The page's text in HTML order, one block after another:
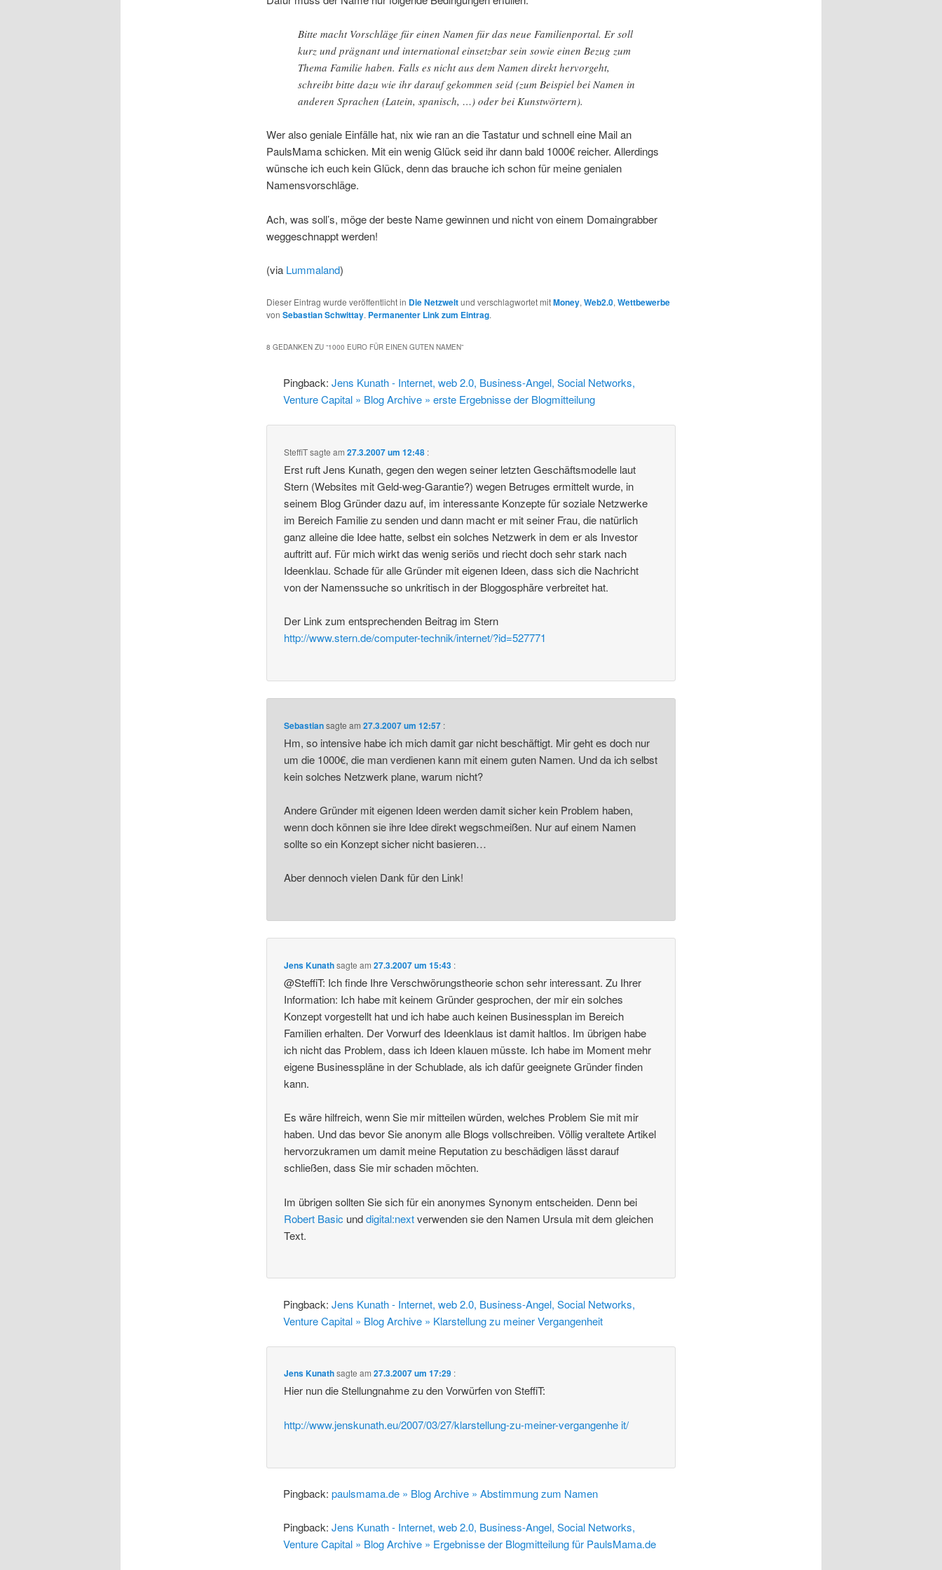
Bitte macht Vorschläge für einen Namen für das neue Familienportal. Er soll
kurz und prägnant und international einsetzbar sein sowie einen Bezug zum
Thema Familie haben. Falls es nicht aus dem Namen direkt hervorgeht,
schreibt bitte dazu wie ihr darauf gekommen seid (zum Beispiel bei Namen in
anderen Sprachen (Latein, spanisch, …) oder bei Kunstwörtern).
Wer also geniale Einfälle hat, nix wie ran an die Tastatur und schnell eine Mail an
PaulsMama schicken. Mit ein wenig Glück seid ihr dann bald 1000€ reicher. Allerdings
wünsche ich euch kein Glück, denn das brauche ich schon für meine genialen
Namensvorschläge.
Ach, was soll’s, möge der beste Name gewinnen und nicht von einem Domaingrabber
weggeschnappt werden!
(via Lummaland)
Dieser Eintrag wurde veröffentlicht in Die Netzweltund verschlagwortet mitMoney, Web2.0, Wettbewerbe
von Sebastian Schwittay. Permanenter Link zum Eintrag.
8 GEDANKEN ZU “1000 EURO FÜR EINEN GUTEN NAMEN”
Pingback:Jens Kunath - Internet, web 2.0, Business-Angel, Social Networks,
Venture Capital » Blog Archive » erste Ergebnisse der Blogmitteilung
SteffiTsagte am27.3.2007 um 12:48 :
Erst ruft Jens Kunath, gegen den wegen seiner letzten Geschäftsmodelle laut
Stern (Websites mit Geld-weg-Garantie?) wegen Betruges ermittelt wurde, in
seinem Blog Gründer dazu auf, im interessante Konzepte für soziale Netzwerke
im Bereich Familie zu senden und dann macht er mit seiner Frau, die natürlich
ganz alleine die Idee hatte, selbst ein solches Netzwerk in dem er als Investor
auftritt auf. Für mich wirkt das wenig seriös und riecht doch sehr stark nach
Ideenklau. Schade für alle Gründer mit eigenen Ideen, dass sich die Nachricht
von der Namenssuche so unkritisch in der Bloggosphäre verbreitet hat.
Der Link zum entsprechenden Beitrag im Stern
http://www.stern.de/computer-technik/internet/?id=527771
Sebastiansagte am27.3.2007 um 12:57 :
Hm, so intensive habe ich mich damit gar nicht beschäftigt. Mir geht es doch nur
um die 1000€, die man verdienen kann mit einem guten Namen. Und da ich selbst
kein solches Netzwerk plane, warum nicht?
Andere Gründer mit eigenen Ideen werden damit sicher kein Problem haben,
wenn doch können sie ihre Idee direkt wegschmeißen. Nur auf einem Namen
sollte so ein Konzept sicher nicht basieren…
Aber dennoch vielen Dank für den Link!
Jens Kunathsagte am27.3.2007 um 15:43 :
@SteffiT: Ich finde Ihre Verschwörungstheorie schon sehr interessant. Zu Ihrer
Information: Ich habe mit keinem Gründer gesprochen, der mir ein solches
Konzept vorgestellt hat und ich habe auch keinen Businessplan im Bereich
Familien erhalten. Der Vorwurf des Ideenklaus ist damit haltlos. Im übrigen habe
ich nicht das Problem, dass ich Ideen klauen müsste. Ich habe im Moment mehr
eigene Businesspläne in der Schublade, als ich dafür geeignete Gründer finden
kann.
Es wäre hilfreich, wenn Sie mir mitteilen würden, welches Problem Sie mit mir
haben. Und das bevor Sie anonym alle Blogs vollschreiben. Völlig veraltete Artikel
hervorzukramen um damit meine Reputation zu beschädigen lässt darauf
schließen, dass Sie mir schaden möchten.
Im übrigen sollten Sie sich für ein anonymes Synonym entscheiden. Denn bei
Robert Basic unddigital:nextverwenden sie den Namen Ursula mit dem gleichen
Text.
Pingback:Jens Kunath - Internet, web 2.0, Business-Angel, Social Networks,
Venture Capital » Blog Archive » Klarstellung zu meiner Vergangenheit
Jens Kunathsagte am27.3.2007 um 17:29 :
Hier nun die Stellungnahme zu den Vorwürfen von SteffiT:
http://www.jenskunath.eu/2007/03/27/klarstellung-zu-meiner-vergangenhe it/
Pingback:paulsmama.de » Blog Archive » Abstimmung zum Namen
Pingback:Jens Kunath - Internet, web 2.0, Business-Angel, Social Networks,
Venture Capital » Blog Archive » Ergebnisse der Blogmitteilung für PaulsMama.de